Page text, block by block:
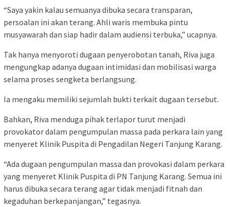
“Saya yakin kalau semuanya dibuka secara transparan,
persoalan ini akan terang. Ahli waris membuka pintu
musyawarah dan siap hadir dalam audiensi terbuka,” ucapnya.
Tak hanya menyoroti dugaan penyerobotan tanah, Riva juga
mengungkap adanya dugaan intimidasi dan mobilisasi warga
selama proses sengketa berlangsung.
Ia mengaku memiliki sejumlah bukti terkait dugaan tersebut.
Bahkan, Riva menduga pihak terlapor turut menjadi
provokator dalam pengumpulan massa pada perkara lain yang
menyeret Klinik Puspita di Pengadilan Negeri Tanjung Karang.
“Ada dugaan pengumpulan massa dan provokasi dalam perkara
yang menyeret Klinik Puspita di PN Tanjung Karang. Semua ini
harus dibuka secara terang agar tidak menjadi fitnah dan
kegaduhan berkepanjangan,” tegasnya.